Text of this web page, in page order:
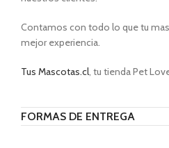
Contamos con todo lo que tu
mejor experiencia.
Tus Mascotas.cl, tu tienda Pet
FORMAS DE ENTREGA